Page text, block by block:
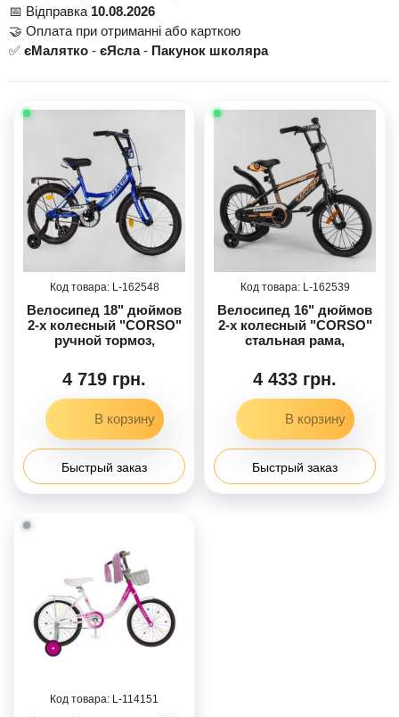
📅 Відправка 10.08.2026
🤝 Оплата при отриманні або карткою
✅ єМалятко - єЯсла- Пакунок школяра
162548
Велосипед 18" дюймов
2-х колесный "CORSO"
ручной тормоз,
дополнительные
колеса, СОБРАННЫЙ
НА 75% в кор.
4 719 грн.
Быстрый заказ
162539
Велосипед 16" дюймов
2-х колесный "CORSO"
стальная рама,
противоударные диски
с усиленной спицей,
собранный на 75%
4 433 грн.
Быстрый заказ
114151